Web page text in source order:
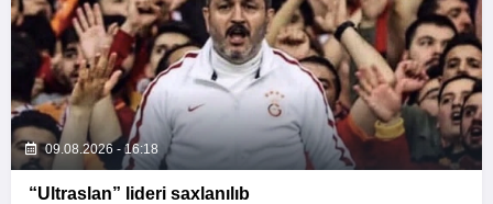
09.08.2026 - 16:18
“Ultraslan” lideri saxlanılıb